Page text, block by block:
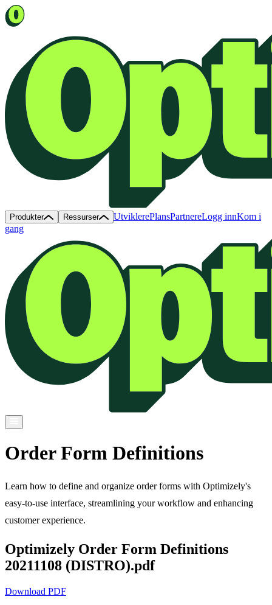
Produkter Ressurser UtviklerePlansPartnereLogg innKom i
gang
Order Form Definitions
Learn how to define and organize order forms with Optimizely's
easy-to-use interface, streamlining your workflow and enhancing
customer experience.
Optimizely Order Form Definitions
20211108 (DISTRO).pdf
Download PDF